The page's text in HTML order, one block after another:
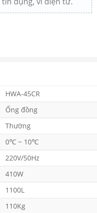
HWA-45CR
Ống đồng
Thường
0℃ ~ 10℃
220V/50Hz
410W
1100L
110Kg